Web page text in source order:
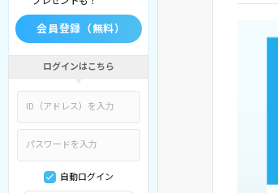
会員登録（無料）
ログインはこちら
自動ログイン